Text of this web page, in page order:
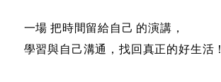
一場 把時間留給自己 的演講，
學習與自己溝通，找回真正的好生活！